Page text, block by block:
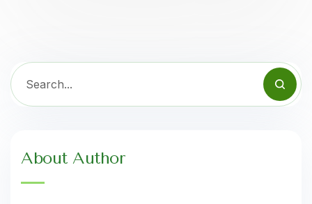
About Author